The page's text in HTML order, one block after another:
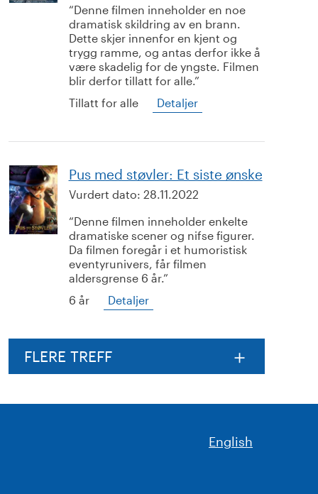
Denne filmen inneholder en noe
dramatisk skildring av en brann.
Dette skjer innenfor en kjent og
trygg ramme, og antas derfor ikke å
være skadelig for de yngste. Filmen
blir derfor tillatt for alle.
Tillatt for alle
Detaljer
Pus med støvler: Et siste ønske
Vurdert dato: 28.11.2022
Denne filmen inneholder enkelte
dramatiske scener og nifse figurer.
Da filmen foregår i et humoristisk
eventyrunivers, får filmen
aldersgrense 6 år.
6 år
Detaljer
FLERE TREFF
English